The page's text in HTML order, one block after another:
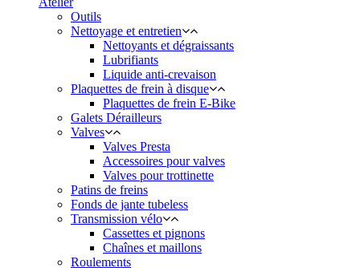
Outils
Nettoyage et entretien
Nettoyants et dégraissants
Lubrifiants
Liquide anti-crevaison
Plaquettes de frein à disque
Plaquettes de frein E-Bike
Galets Dérailleurs
Valves
Valves Presta
Accessoires pour valves
Valves pour trottinette
Patins de freins
Fonds de jante tubeless
Transmission vélo
Cassettes et pignons
Chaînes et maillons
Roulements